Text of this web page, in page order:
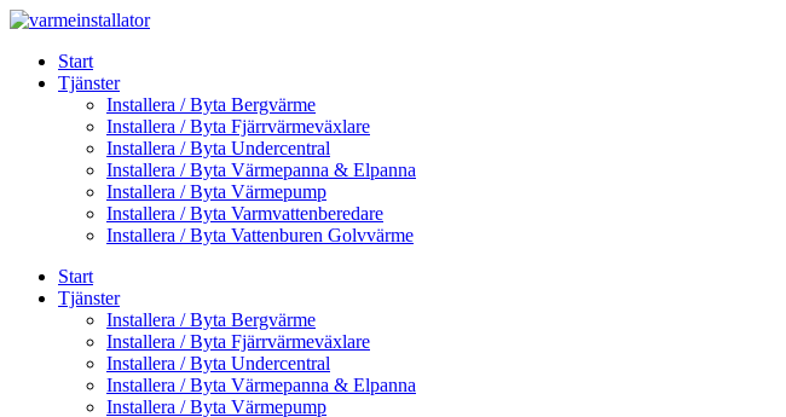
Skip
contentStart
Tjänster
Installera / Byta Bergvärme
Installera / Byta Fjärrvärmeväxlare
Installera / Byta Undercentral
Installera / Byta Värmepanna & Elpanna
Installera / Byta Värmepump
Installera / Byta Varmvattenberedare
Installera / Byta Vattenburen Golvvärme
Start
Tjänster
Installera / Byta Bergvärme
Installera / Byta Fjärrvärmeväxlare
Installera / Byta Undercentral
Installera / Byta Värmepanna & Elpanna
Installera / Byta Värmepump